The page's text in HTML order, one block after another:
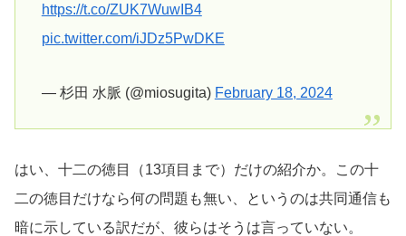
https://t.co/ZUK7WuwIB4
pic.twitter.com/iJDz5PwDKE
— 杉田 水脈 (@miosugita) February 18, 2024
はい、十二の徳目（13項目まで）だけの紹介か。この十
二の徳目だけなら何の問題も無い、というのは共同通信も
暗に示している訳だが、彼らはそうは言っていない。